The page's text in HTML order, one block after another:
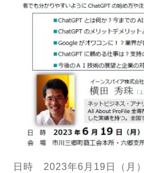
日時 2023年6月19日（月